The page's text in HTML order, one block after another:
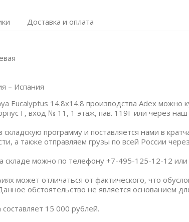
Доставка и оплата
– Испания
Eucalyptus 14.8x14.8 производства Adex
Г, вход № 11, 1 этаж, пав. 119Г или через наш
складскую программу и поставляется нами в
а также отправляем грузы по всей России
складе можно по телефону +7-495-125-12-12 или
может отличаться от фактического, что
обстоятельство не является основанием
15 000 рублей.